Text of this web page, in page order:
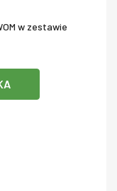
w zestawie